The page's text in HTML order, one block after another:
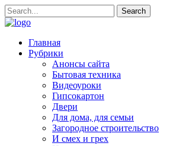
Главная
Рубрики
Анонсы сайта
Бытовая техника
Видеоуроки
Гипсокартон
Двери
Для дома, для семьи
Загородное строительство
И смех и грех